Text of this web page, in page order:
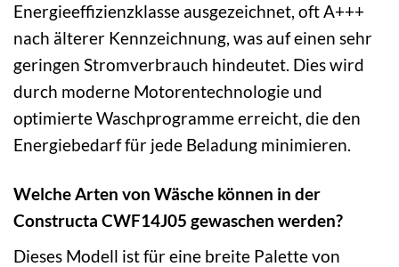
Energieeffizienzklasse ausgezeichnet, oft A+++
nach älterer Kennzeichnung, was auf einen sehr
geringen Stromverbrauch hindeutet. Dies wird
durch moderne Motorentechnologie und
optimierte Waschprogramme erreicht, die den
Energiebedarf für jede Beladung minimieren.
Welche Arten von Wäsche können in der
Constructa CWF14J05 gewaschen werden?
Dieses Modell ist für eine breite Palette von